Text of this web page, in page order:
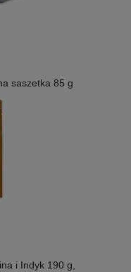
saszetka 85 g
i Indyk 190 g,